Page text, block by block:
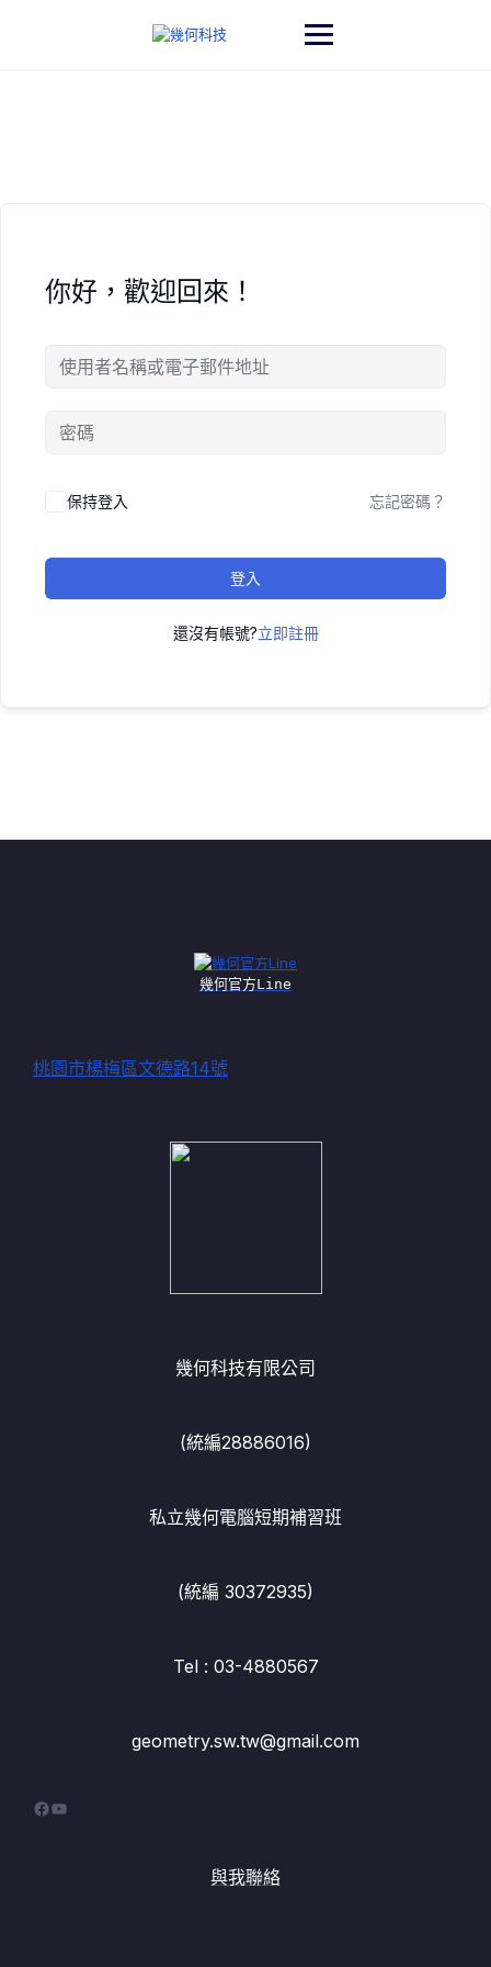
你好，歡迎回來！
保持登入 忘記密碼？
登入
還沒有帳號?立即註冊
幾何官方Line
桃園市楊梅區文德路14號
幾何科技有限公司
(統編28886016)
私立幾何電腦短期補習班
(統編 30372935)
Tel : 03-4880567
geometry.sw.tw@gmail.com
Facebook
與我聯絡